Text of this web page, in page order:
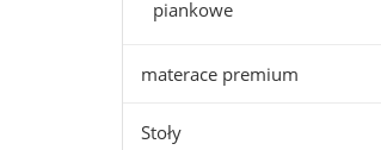
piankowe
materace premium
Stoły